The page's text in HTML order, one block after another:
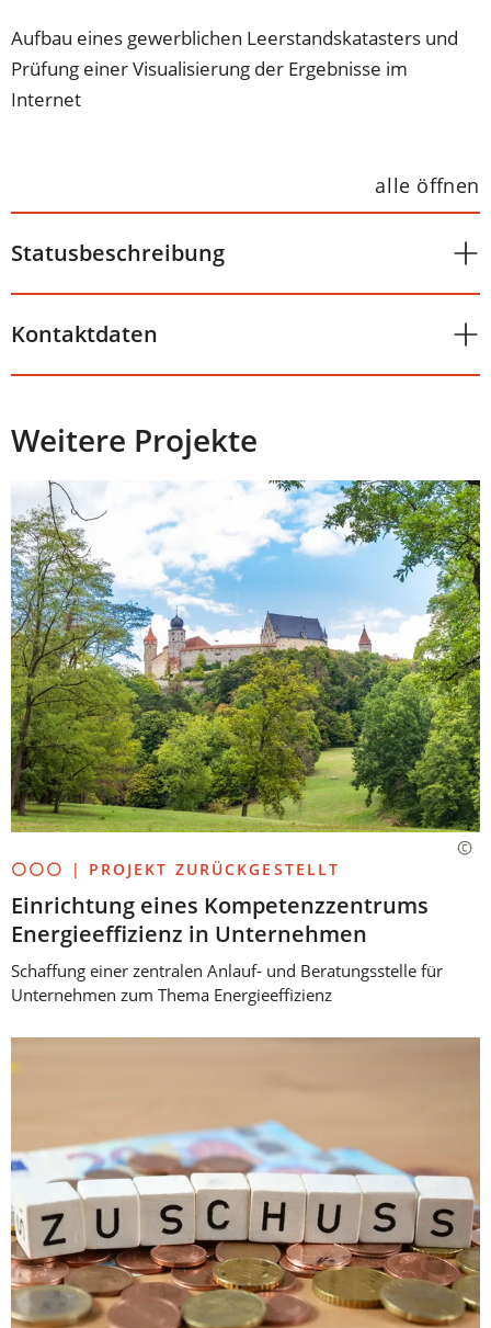
Aufbau eines gewerblichen Leerstandskatasters und
Prüfung einer Visualisierung der Ergebnisse im
Internet
alle öffnen
Statusbeschreibung
Kontaktdaten
Weitere Projekte
⚪⚪⚪ | PROJEKT ZURÜCKGESTELLT
Einrichtung eines Kompetenzzentrums
Energieeffizienz in Unternehmen
Schaffung einer zentralen Anlauf- und Beratungsstelle für
Unternehmen zum Thema Energieeffizienz